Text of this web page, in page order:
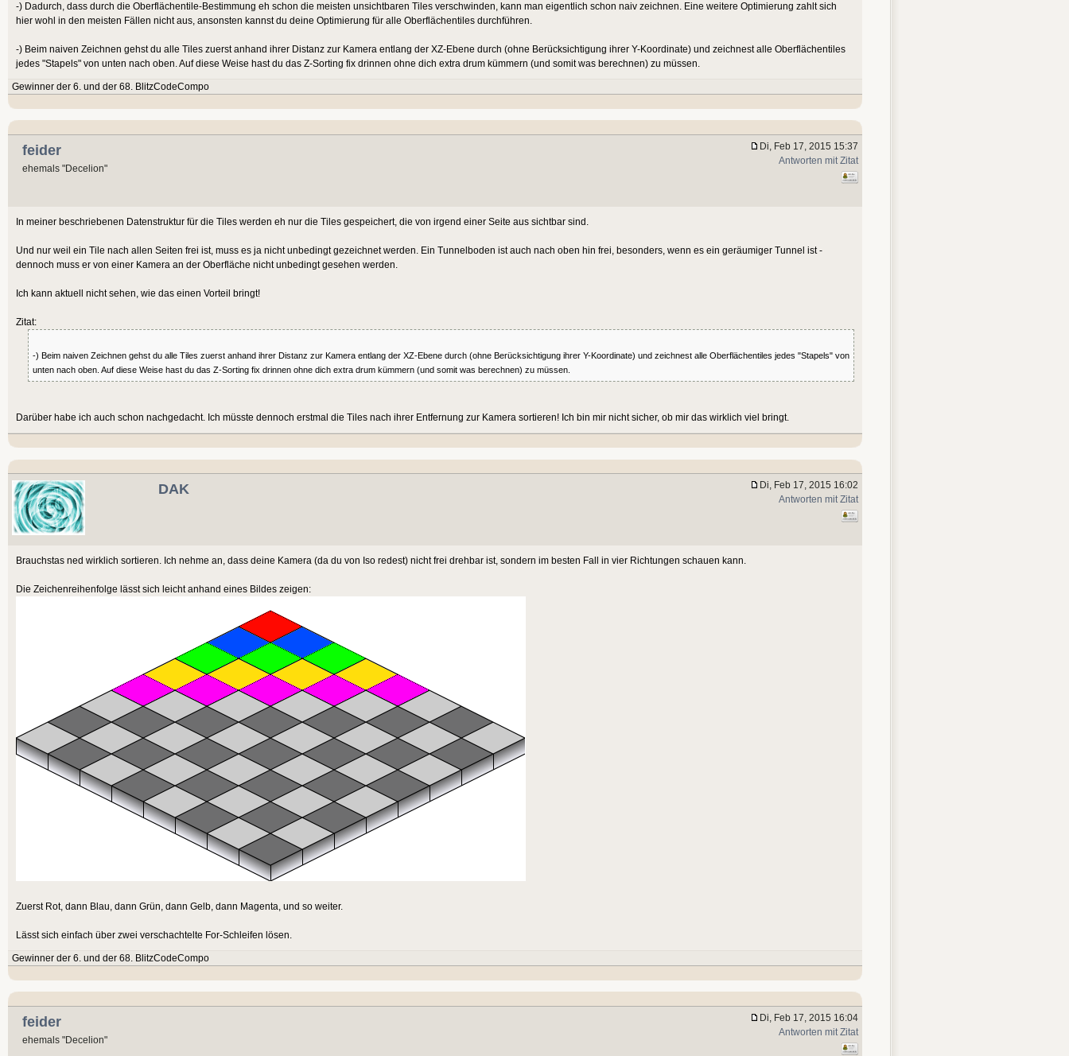
-) Dadurch, dass durch die Oberflächentile-Bestimmung eh schon die meisten unsichtbaren Tiles verschwinden, kann man eigentlich schon naiv zeichnen. Eine weitere Optimierung zahlt sich
hier wohl in den meisten Fällen nicht aus, ansonsten kannst du deine Optimierung für alle Oberflächentiles durchführen.
-) Beim naiven Zeichnen gehst du alle Tiles zuerst anhand ihrer Distanz zur Kamera entlang der XZ-Ebene durch (ohne Berücksichtigung ihrer Y-Koordinate) und zeichnest alle Oberflächentiles
jedes "Stapels" von unten nach oben. Auf diese Weise hast du das Z-Sorting fix drinnen ohne dich extra drum kümmern (und somit was berechnen) zu müssen.
Gewinner der 6. und der 68. BlitzCodeCompo
feider
ehemals "Decelion"
Di, Feb 17, 2015 15:37
Antworten mit Zitat
In meiner beschriebenen Datenstruktur für die Tiles werden eh nur die Tiles gespeichert, die von irgend einer Seite aus sichtbar sind.
Und nur weil ein Tile nach allen Seiten frei ist, muss es ja nicht unbedingt gezeichnet werden. Ein Tunnelboden ist auch nach oben hin frei, besonders, wenn es ein geräumiger Tunnel ist -
dennoch muss er von einer Kamera an der Oberfläche nicht unbedingt gesehen werden.
Ich kann aktuell nicht sehen, wie das einen Vorteil bringt!
Zitat:
-) Beim naiven Zeichnen gehst du alle Tiles zuerst anhand ihrer Distanz zur Kamera entlang der XZ-Ebene durch (ohne Berücksichtigung ihrer Y-Koordinate) und zeichnest alle Oberflächentiles jedes "Stapels" von
unten nach oben. Auf diese Weise hast du das Z-Sorting fix drinnen ohne dich extra drum kümmern (und somit was berechnen) zu müssen.
Darüber habe ich auch schon nachgedacht. Ich müsste dennoch erstmal die Tiles nach ihrer Entfernung zur Kamera sortieren! Ich bin mir nicht sicher, ob mir das wirklich viel bringt.
DAK
Di, Feb 17, 2015 16:02
Antworten mit Zitat
Brauchstas ned wirklich sortieren. Ich nehme an, dass deine Kamera (da du von Iso redest) nicht frei drehbar ist, sondern im besten Fall in vier Richtungen schauen kann.
Die Zeichenreihenfolge lässt sich leicht anhand eines Bildes zeigen:
Zuerst Rot, dann Blau, dann Grün, dann Gelb, dann Magenta, und so weiter.
Lässt sich einfach über zwei verschachtelte For-Schleifen lösen.
Gewinner der 6. und der 68. BlitzCodeCompo
feider
ehemals "Decelion"
Di, Feb 17, 2015 16:04
Antworten mit Zitat